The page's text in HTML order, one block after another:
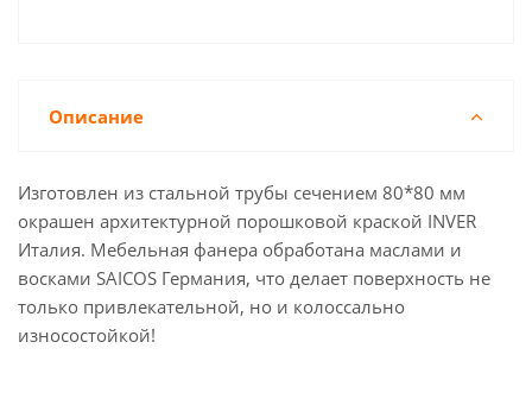
Описание
Изготовлен из стальной трубы сечением 80*80 мм
окрашен архитектурной порошковой краской INVER
Италия. Мебельная фанера обработана маслами и
восками SAICOS Германия, что делает поверхность не
только привлекательной, но и колоссально
износостойкой!